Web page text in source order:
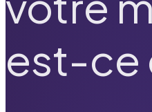
est-ce